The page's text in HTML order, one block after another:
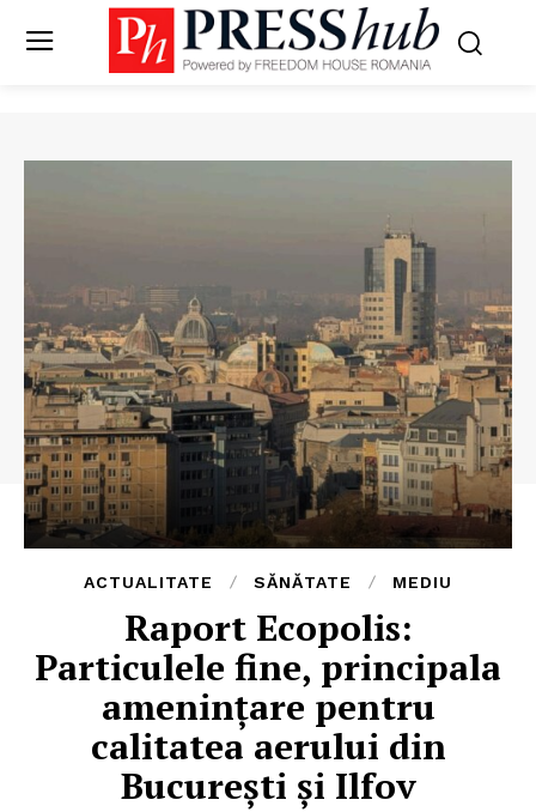
ACTUALITATE SĂNĂTATE MEDIU
Raport Ecopolis:
Particulele fine, principala
amenințare pentru
calitatea aerului din
București și Ilfov